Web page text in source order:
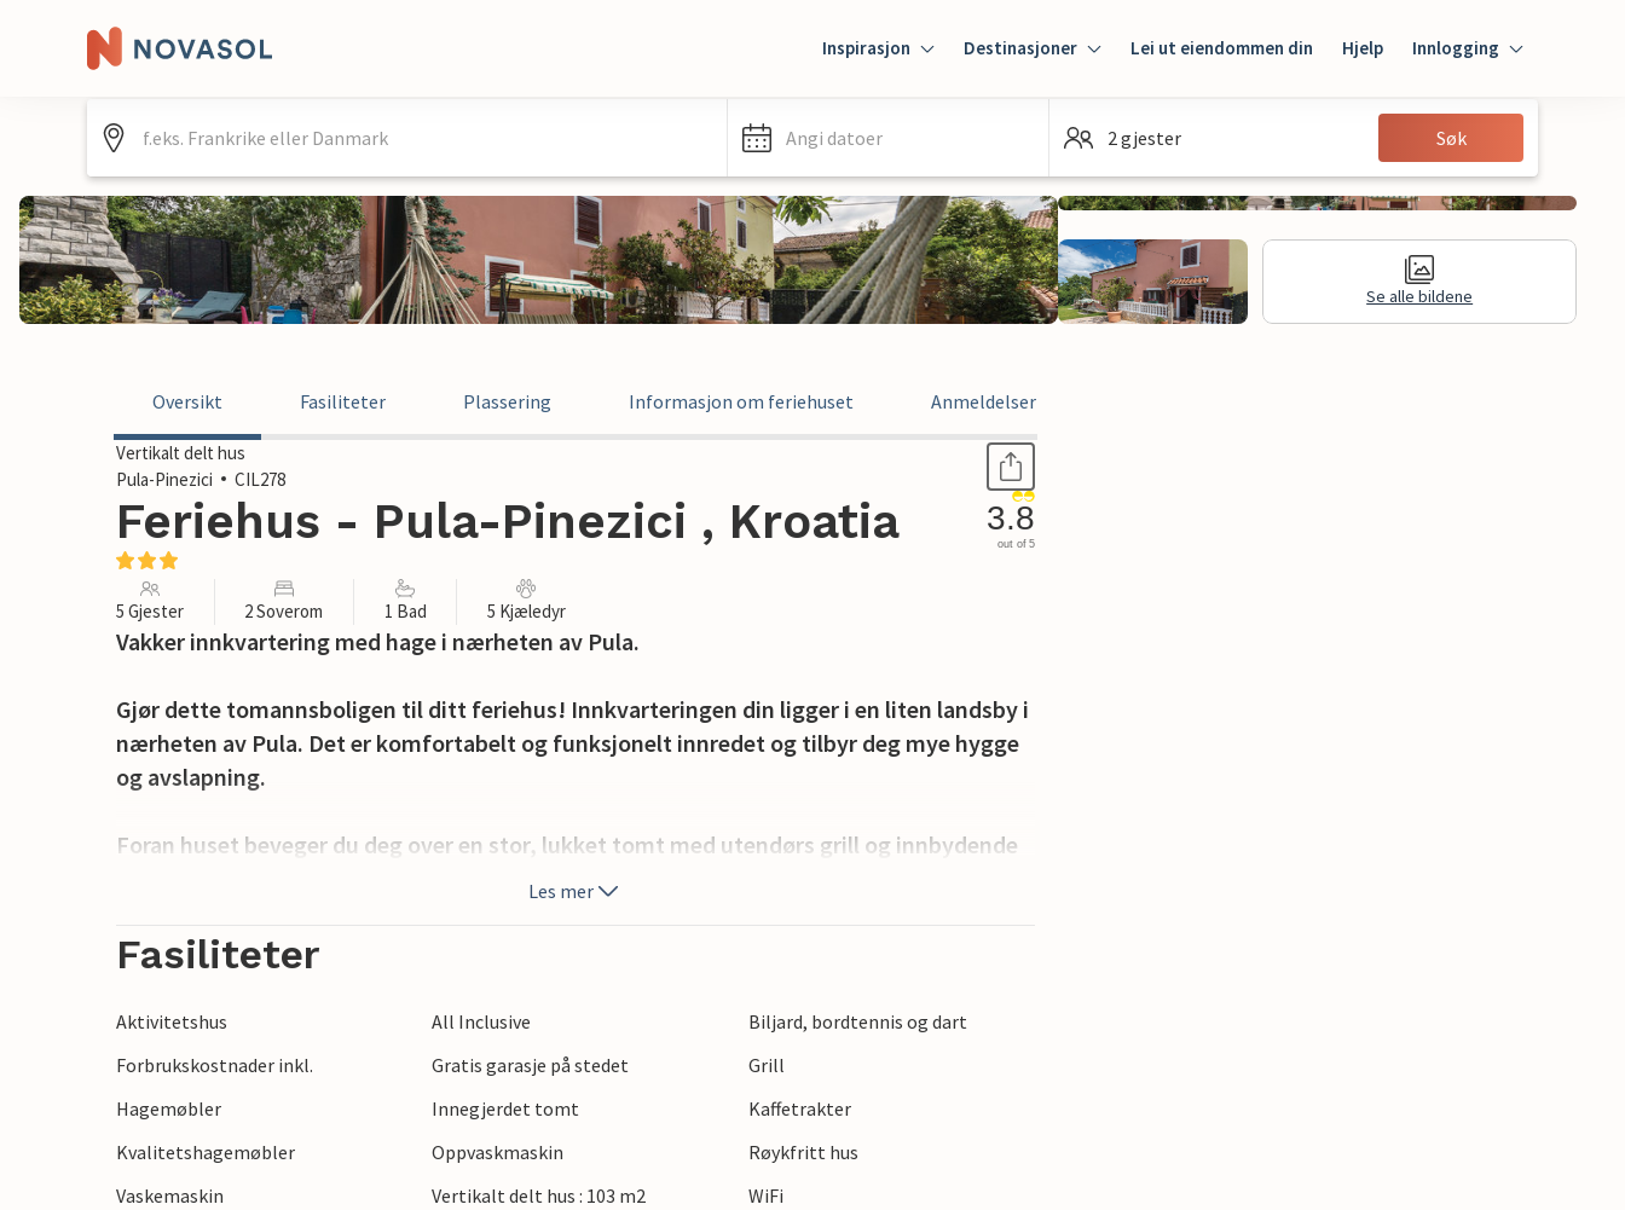
Inspirasjon Destinasjoner Lei ut eiendommen din Hjelp Innlogging
Innlogging
Gjest
Angi datoer 2 gjester Søk
Se alle bildene
Oversikt Fasiliteter Plassering Informasjon om feriehuset Anmeldelser
Vertikalt delt hus
Pula-Pinezici
CIL278
Feriehus - Pula-Pinezici , Kroatia 3.8
out of 5
5 Gjester 2 Soverom 1 Bad 5 Kjæledyr
Vakker innkvartering med hage i nærheten av Pula.
Gjør dette tomannsboligen til ditt feriehus! Innkvarteringen din ligger i en liten landsby i
nærheten av Pula. Det er komfortabelt og funksjonelt innredet og tilbyr deg mye hygge
og avslapning.
Foran huset beveger du deg over en stor, lukket tomt med utendørs grill og innbydende
hagemøbler. For sosiale timer er det også en taverna med peis, samt et rom med
den istriske halvøya. Se frem til en variert ferie med kulturelle, gastronomiske og
Les mer
Fasiliteter
Aktivitetshus All Inclusive
Biljard, bordtennis og dart
Forbrukskostnader inkl.
Gratis garasje på stedet
Grill
Hagemøbler
Innegjerdet tomt
Kaffetrakter
Kvalitetshagemøbler
Oppvaskmaskin
Røykfritt hus
Vaskemaskin
Vertikalt delt hus : 103 m2 WiFi